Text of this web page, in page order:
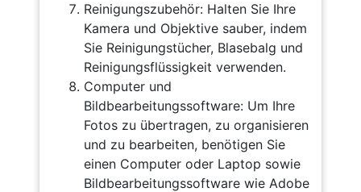
Reinigungszubehör: Halten Sie Ihre
Kamera und Objektive sauber, indem
Sie Reinigungstücher, Blasebalg und
Reinigungsflüssigkeit verwenden.
Computer und
Bildbearbeitungssoftware: Um Ihre
Fotos zu übertragen, zu organisieren
und zu bearbeiten, benötigen Sie
einen Computer oder Laptop sowie
Bildbearbeitungssoftware wie Adobe